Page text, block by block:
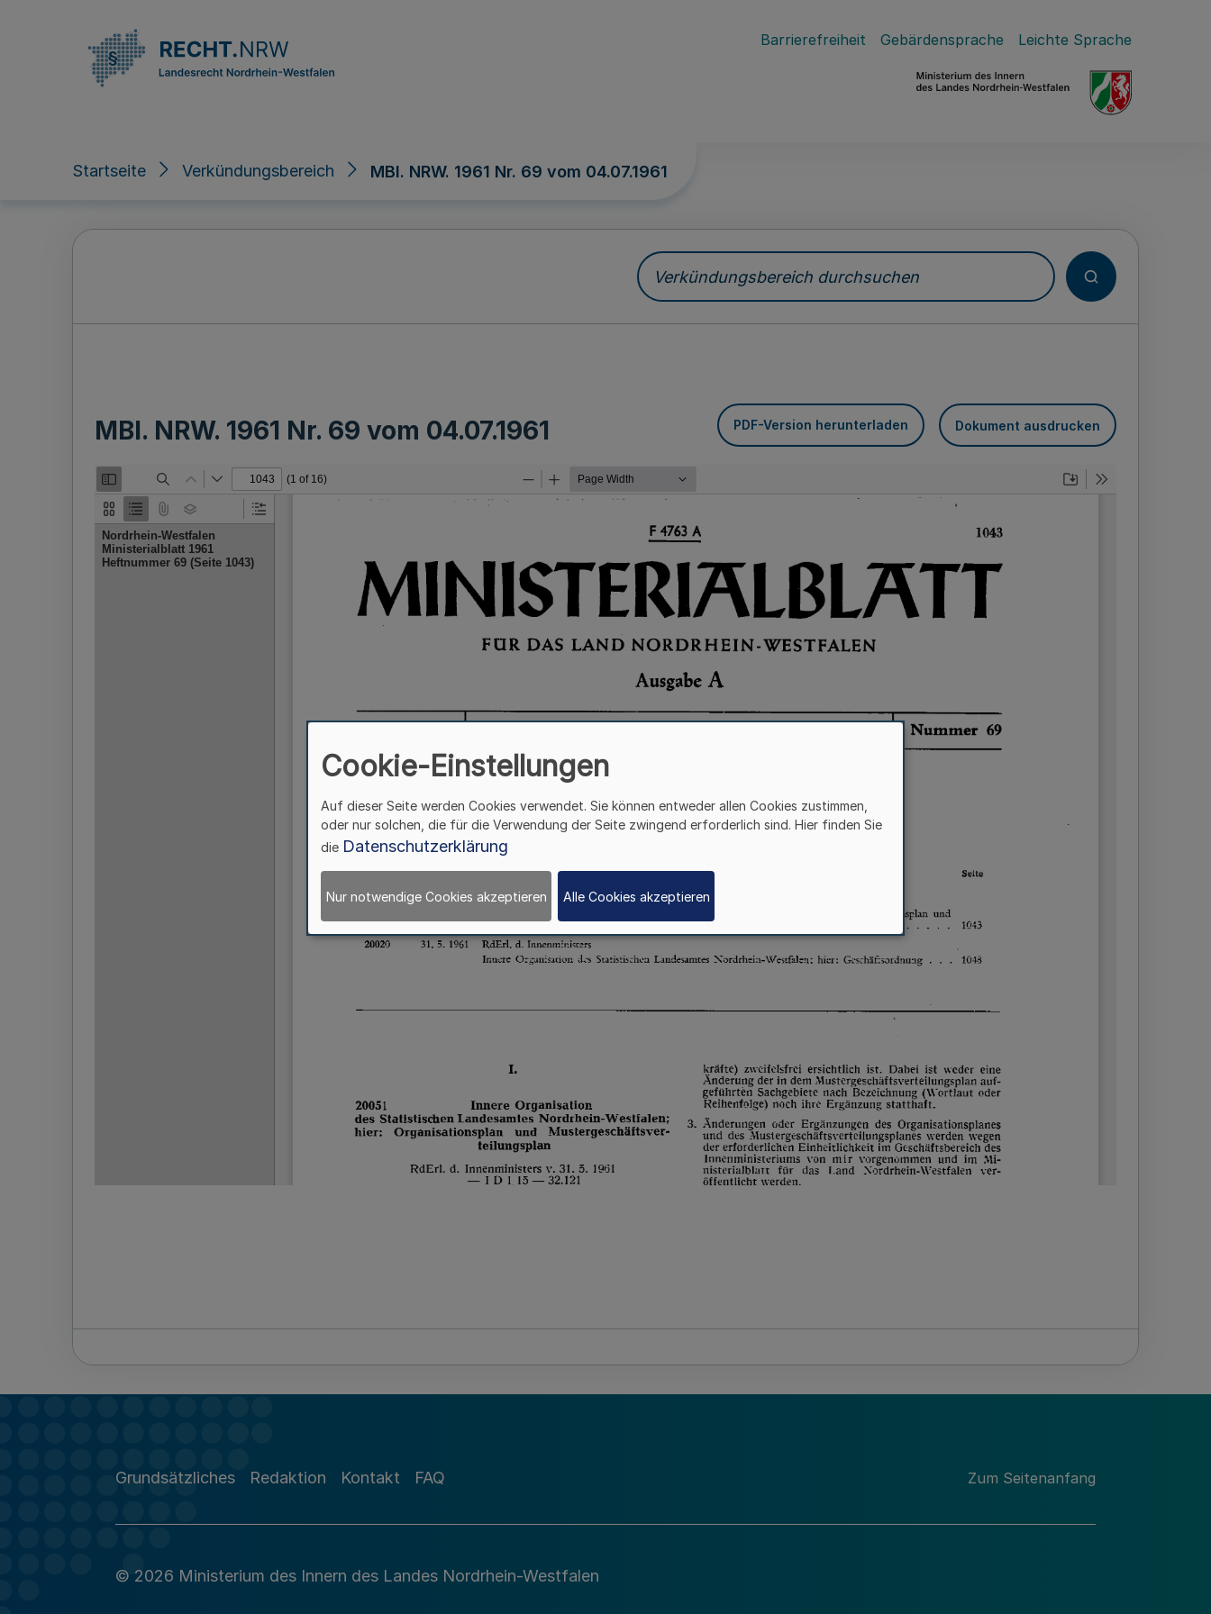
Barrierefreiheit Gebärdensprache Leichte Sprache
Startseite Verkündungsbereich MBl. NRW. 1961 Nr. 69 vom 04.07.1961
Verkündungsbereich durchsuchen
MBl. NRW. 1961 Nr. 69 vom 04.07.1961 PDF-Version herunterladen Dokument ausdrucken
Grundsätzliches Redaktion Kontakt FAQ Zum Seitenanfang
© 2026 Ministerium des Innern des Landes Nordrhein-Westfalen
Cookie-Einstellungen
Auf dieser Seite werden Cookies verwendet. Sie können entweder allen Cookies zustimmen,
oder nur solchen, die für die Verwendung der Seite zwingend erforderlich sind. Hier finden Sie
die Datenschutzerklärung
Nur notwendige Cookies akzeptieren Alle Cookies akzeptieren